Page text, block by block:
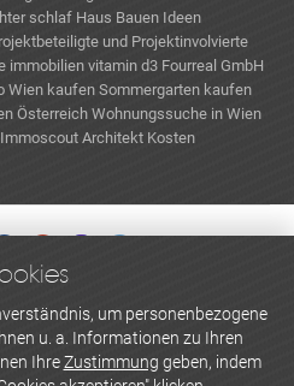
schlaf Haus Bauen Ideen
und Projektinvolvierte
immobilien vitamin d3 Fourreal GmbH
Wien kaufen Sommergarten kaufen
Österreich Wohnungssuche in Wien
Immoscout Architekt Kosten
INSERIEREN
abonnieren
um personenbezogene
u. a. Informationen zu Ihren
IhreZustimmung geben, indem